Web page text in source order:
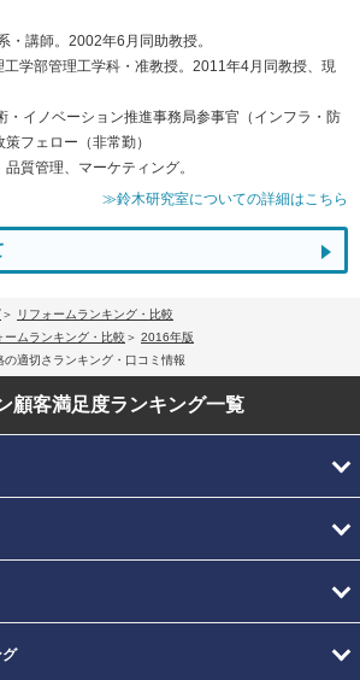
・講師。2002年6月同助教授。
学部管理工学科・准教授。2011年4月同教授、現
・イノベーション推進事務局参事官（インフラ・防
フェロー（非常勤）
質管理、マーケティング。
≫鈴木研究室についての詳細はこちら
リフォームランキング・比較
ムランキング・比較
2016年版
適切さランキング・口コミ情報
顧客満足度ランキング一覧
グ